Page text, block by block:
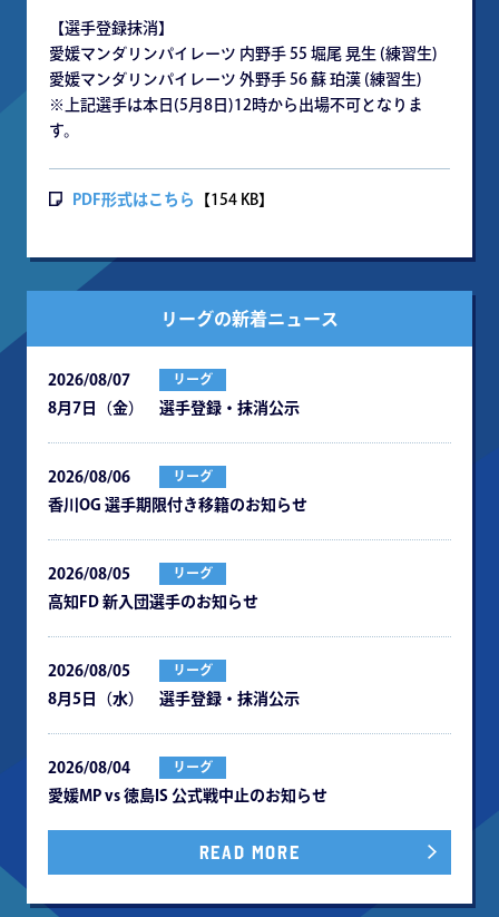
【選手登録抹消】
愛媛マンダリンパイレーツ 内野手 55 堀尾 晃生 (練習生)
愛媛マンダリンパイレーツ 外野手 56 蘇 珀漢 (練習生)
※上記選手は本日(5月8日)12時から出場不可となりま
す。
PDF形式はこちら 【154 KB】
リーグの新着ニュース
2026/08/07 リーグ
8月7日（金） 選手登録・抹消公示
2026/08/06 リーグ
⾹川OG 選⼿期限付き移籍のお知らせ
2026/08/05 リーグ
⾼知FD 新⼊団選⼿のお知らせ
2026/08/05 リーグ
8月5日（水） 選手登録・抹消公示
2026/08/04 リーグ
愛媛MP vs 徳島IS 公式戦中⽌のお知らせ
READ MORE